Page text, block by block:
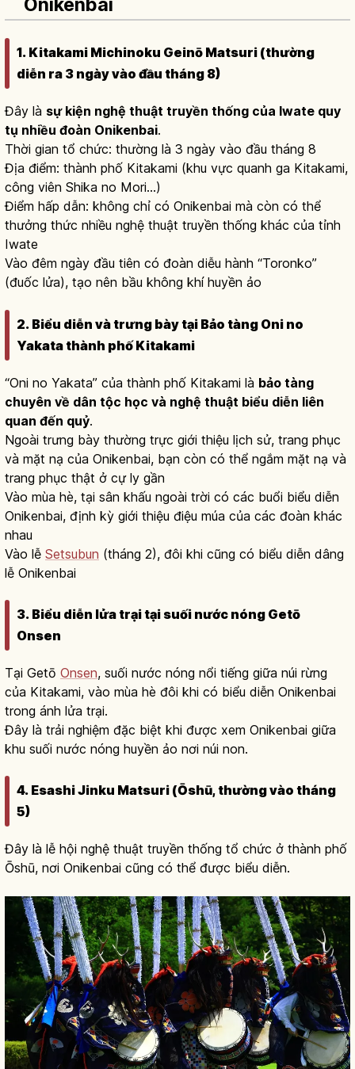
Onikenbai
1. Kitakami Michinoku Geinō Matsuri (thường
diễn ra 3 ngày vào đầu tháng 8)
Đây là sự kiện nghệ thuật truyền thống của Iwate quy
tụ nhiều đoàn Onikenbai.
Thời gian tổ chức: thường là 3 ngày vào đầu tháng 8
Địa điểm: thành phố Kitakami (khu vực quanh ga Kitakami,
công viên Shika no Mori...)
Điểm hấp dẫn: không chỉ có Onikenbai mà còn có thể
thưởng thức nhiều nghệ thuật truyền thống khác của tỉnh
Iwate
Vào đêm ngày đầu tiên có đoàn diễu hành “Toronko”
(đuốc lửa), tạo nên bầu không khí huyền ảo
2. Biểu diễn và trưng bày tại Bảo tàng Oni no
Yakata thành phố Kitakami
“Oni no Yakata” của thành phố Kitakami là bảo tàng
chuyên về dân tộc học và nghệ thuật biểu diễn liên
quan đến quỷ.
Ngoài trưng bày thường trực giới thiệu lịch sử, trang phục
và mặt nạ của Onikenbai, bạn còn có thể ngắm mặt nạ và
trang phục thật ở cự ly gần
Vào mùa hè, tại sân khấu ngoài trời có các buổi biểu diễn
Onikenbai, định kỳ giới thiệu điệu múa của các đoàn khác
nhau
Vào lễ Setsubun (tháng 2), đôi khi cũng có biểu diễn dâng
lễ Onikenbai
3. Biểu diễn lửa trại tại suối nước nóng Getō
Onsen
Tại Getō Onsen, suối nước nóng nổi tiếng giữa núi rừng
của Kitakami, vào mùa hè đôi khi có biểu diễn Onikenbai
trong ánh lửa trại.
Đây là trải nghiệm đặc biệt khi được xem Onikenbai giữa
khu suối nước nóng huyền ảo nơi núi non.
4. Esashi Jinku Matsuri (Ōshū, thường vào tháng
5)
Đây là lễ hội nghệ thuật truyền thống tổ chức ở thành phố
Ōshū, nơi Onikenbai cũng có thể được biểu diễn.